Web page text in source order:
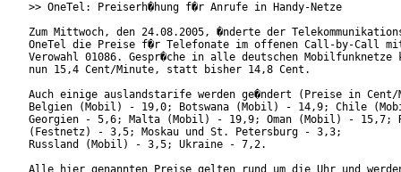
>> OneTel: Preiserh�hung f�r Anrufe in Handy-Netze
Zum Mittwoch, den 24.08.2005, �nderte der
OneTel die Preise f�r Telefonate im offenen Call-by-Call
Verowahl 01086. Gespr�che in alle deutschen Mobilfunknetze
nun 15,4 Cent/Minute, statt bisher 14,8 Cent.
Auch einige auslandstarife werden ge�ndert (Preise in
Belgien (Mobil) - 19,0; Botswana (Mobil) - 14,9; Chile
Georgien - 5,6; Malta (Mobil) - 19,9; Oman (Mobil) - 15,7;
(Festnetz) - 3,5; Moskau und St. Petersburg - 3,3;
Russland (Mobil) - 3,5; Ukraine - 7,2.
Alle hier genannten Preise gelten rund um die Uhr und